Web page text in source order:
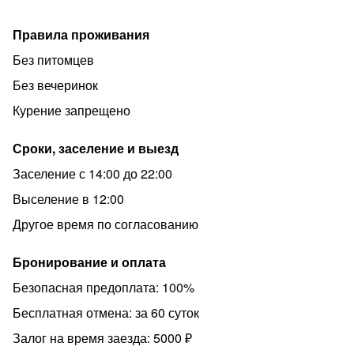
Правила проживания
Без питомцев
Без вечеринок
Курение запрещено
Сроки, заселение и выезд
Заселение с 14:00 до 22:00
Выселение в 12:00
Другое время по согласованию
Бронирование и оплата
Безопасная предоплата: 100%
Бесплатная отмена: за 60 суток
Залог на время заезда: 5000 ₽